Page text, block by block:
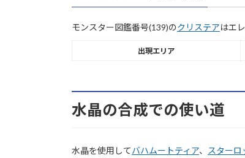
モンスター図鑑番号(139)のクリステアはエ
出現エリア
水晶の合成での使い道
水晶を使用してバハムートティア、 スターロ